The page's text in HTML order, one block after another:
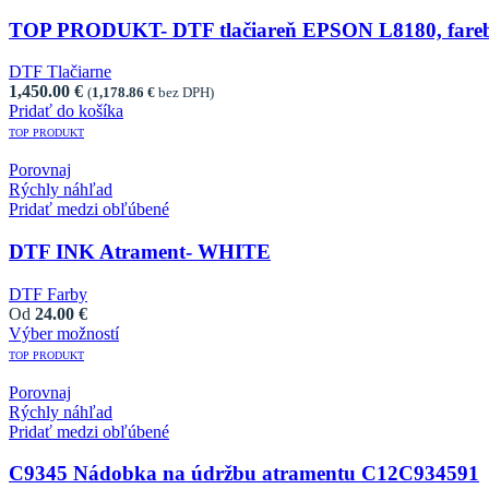
TOP PRODUKT- DTF tlačiareň EPSON L8180,
DTF Tlačiarne
1,450.00 € (1,178.86 € bez DPH)
Pridať do košíka
TOP PRODUKT
Porovnaj
Rýchly náhľad
Pridať medzi obľúbené
DTF INK Atrament- WHITE
DTF Farby
Od 24.00 €
Výber možnostíThis product has multiple variants. The options may
TOP PRODUKT
Porovnaj
Rýchly náhľad
Pridať medzi obľúbené
C9345 Nádobka na údržbu atramentu C12C934591